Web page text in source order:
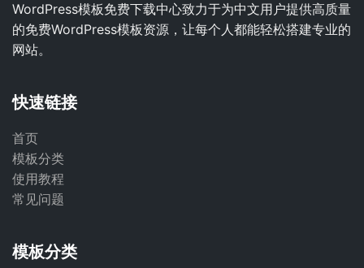
WordPress模板免费下载中心致力于为中文用户提供高质量
的免费WordPress模板资源，让每个人都能轻松搭建专业的
网站。
快速链接
首页
模板分类
使用教程
常见问题
模板分类